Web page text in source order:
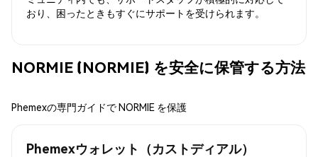
おり、困ったときもすぐにサポートを受けられます。
NORMIE (NORMIE) を安全に保管する方法
Phemexの専門ガイドで NORMIE を保護
Phemexウォレット（カストディアル）